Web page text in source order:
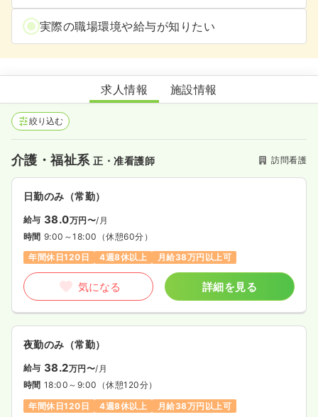
実際の職場環境や給与が知りたい
伏見ヤマシン訪問看護ステーション
求人情報 施設情報
絞り込む
介護・福祉系正・准看護師 訪問看護
日勤のみ（常勤）
給与 38.0万円〜/月
時間 9:00～18:00 （休憩60分）
年間休日120日
4週8休以上 月給38万円以上可
気になる 詳細を見る
夜勤のみ（常勤）
給与 38.2万円〜/月
時間 18:00～9:00 （休憩120分）
年間休日120日
4週8休以上 月給38万円以上可